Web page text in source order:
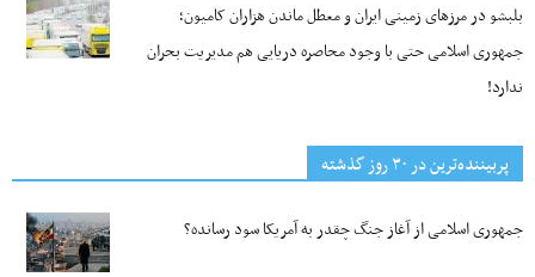
بلبشو در مرزهای زمینی ایران و معطل ماندن هزاران کامیون؛
جمهوری اسلامی حتی با وجود محاصره دریایی هم مدیریت بحران
ندارد!
پربیننده‌ترین‌ در ۳۰ روز گذشته
جمهوری اسلامی از آغاز جنگ چقدر به آمریکا سود رسانده؟